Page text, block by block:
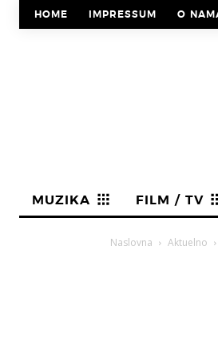
HOME IMPRESSUM O
MUZIKA FILM / TV
Naslovna Aktuelno